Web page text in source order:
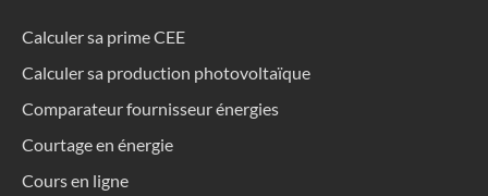
Calculer sa prime CEE
Calculer sa production photovoltaïque
Comparateur fournisseur énergies
Courtage en énergie
Cours en ligne